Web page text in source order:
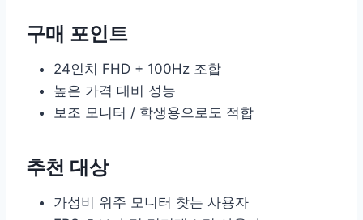
구매 포인트
24인치 FHD + 100Hz 조합
높은 가격 대비 성능
보조 모니터 / 학생용으로도 적합
추천 대상
가성비 위주 모니터 찾는 사용자